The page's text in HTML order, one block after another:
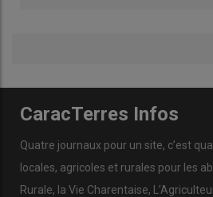
CaracTerres Infos
Quatre journaux pour un site, c’est
locales, agricoles et rurales pour les
Rurale, la Vie Charentaise,